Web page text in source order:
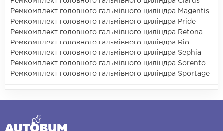
Ремкомплект головного гальмівного циліндра Magentis
Ремкомплект головного гальмівного циліндра Pride
Ремкомплект головного гальмівного циліндра Retona
Ремкомплект головного гальмівного циліндра Rio
Ремкомплект головного гальмівного циліндра Sephia
Ремкомплект головного гальмівного циліндра Sorento
Ремкомплект головного гальмівного циліндра Sportage